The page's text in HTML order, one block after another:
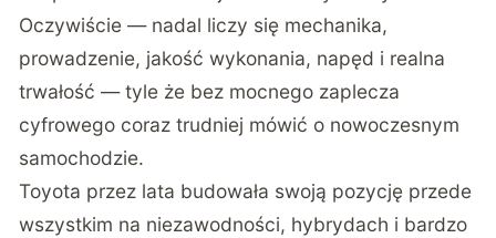
Oczywiście — nadal liczy się mechanika,
prowadzenie, jakość wykonania, napęd i realna
trwałość — tyle że bez mocnego zaplecza
cyfrowego coraz trudniej mówić o nowoczesnym
samochodzie.
Toyota przez lata budowała swoją pozycję przede
wszystkim na niezawodności, hybrydach i bardzo